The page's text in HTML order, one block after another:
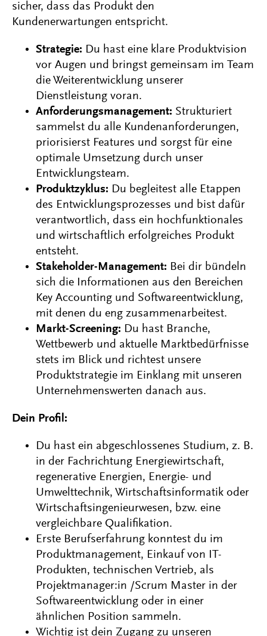
sicher, dass das Produkt den
Kundenerwartungen entspricht.
Strategie: Du hast eine klare Produktvision
vor Augen und bringst gemeinsam im Team
die Weiterentwicklung unserer
Dienstleistung voran.
Anforderungsmanagement: Strukturiert
sammelst du alle Kundenanforderungen,
priorisierst Features und sorgst für eine
optimale Umsetzung durch unser
Entwicklungsteam.
Produktzyklus: Du begleitest alle Etappen
des Entwicklungsprozesses und bist dafür
verantwortlich, dass ein hochfunktionales
und wirtschaftlich erfolgreiches Produkt
entsteht.
Stakeholder-Management: Bei dir bündeln
sich die Informationen aus den Bereichen
Key Accounting und Softwareentwicklung,
mit denen du eng zusammenarbeitest.
Markt-Screening: Du hast Branche,
Wettbewerb und aktuelle Marktbedürfnisse
stets im Blick und richtest unsere
Produktstrategie im Einklang mit unseren
Unternehmenswerten danach aus.
Dein Profil:
Du hast ein abgeschlossenes Studium, z. B.
in der Fachrichtung Energiewirtschaft,
regenerative Energien, Energie- und
Umwelttechnik, Wirtschaftsinformatik oder
Wirtschaftsingenieurwesen, bzw. eine
vergleichbare Qualifikation.
Erste Berufserfahrung konntest du im
Produktmanagement, Einkauf von IT-
Produkten, technischen Vertrieb, als
Projektmanager:in /Scrum Master in der
Softwareentwicklung oder in einer
ähnlichen Position sammeln.
Wichtig ist dein Zugang zu unseren